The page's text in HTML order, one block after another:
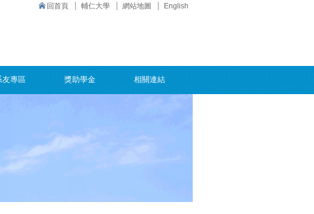
回首頁 輔仁大學 網站地圖 English
友專區 獎助學金 相關連結